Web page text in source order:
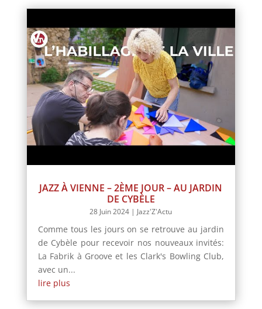
JAZZ À VIENNE – 2ÈME JOUR – AU JARDIN
DE CYBÈLE
28 Juin 2024 | Jazz'Z'Actu
Comme tous les jours on se retrouve au jardin
de Cybèle pour recevoir nos nouveaux invités:
La Fabrik à Groove et les Clark's Bowling Club,
avec un...
lire plus